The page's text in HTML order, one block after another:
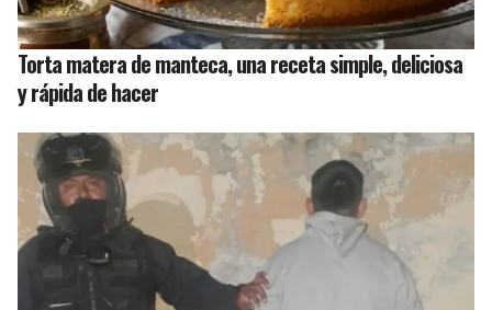
Torta matera de manteca, una receta simple, deliciosa
y rápida de hacer